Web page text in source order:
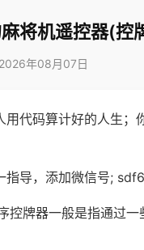
将机遥控器(控
年08月07日
代码算计好的人生；
导，添加微信号;
控牌器一般是指通过